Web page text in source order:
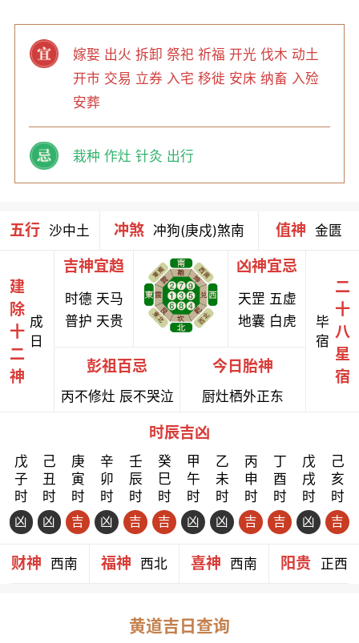
嫁娶 出火 拆卸 祭祀 祈福 开光 伐木 动土
开市 交易 立券 入宅 移徙 安床 纳畜 入殓
安葬
栽种 作灶 针灸 出行
五行 沙中土 冲煞 冲狗(庚戍)煞南 值神 金匮
建
除
十
二
神
成
日
吉神宜趋
时德 天马
普护 天贵
凶神宜忌
天罡 五虚
地囊 白虎
彭祖百忌
丙不修灶 辰不哭泣
今日胎神
厨灶栖外正东
毕
宿
二
十
八
星
宿
时辰吉凶
戊
子
时
凶
己
丑
时
凶
庚
寅
时
吉
辛
卯
时
凶
壬
辰
时
吉
癸
巳
时
吉
甲
午
时
凶
乙
未
时
凶
丙
申
时
吉
丁
酉
时
吉
戊
戌
时
凶
己
亥
时
吉
财神 西南 福神 西北 喜神 西南 阳贵 正西
黄道吉日查询